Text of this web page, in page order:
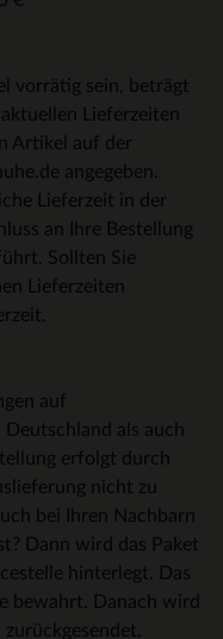
vorrätig sein, beträgt
Lieferzeiten
Artikel auf der
angegeben.
Lieferzeit in der
an Ihre Bestellung
Sollten Sie
Lieferzeiten
auf
als auch
erfolgt durch
nicht zu
bei Ihren Nachbarn
Dann wird das Paket
hinterlegt. Das
bewahrt. Danach wird